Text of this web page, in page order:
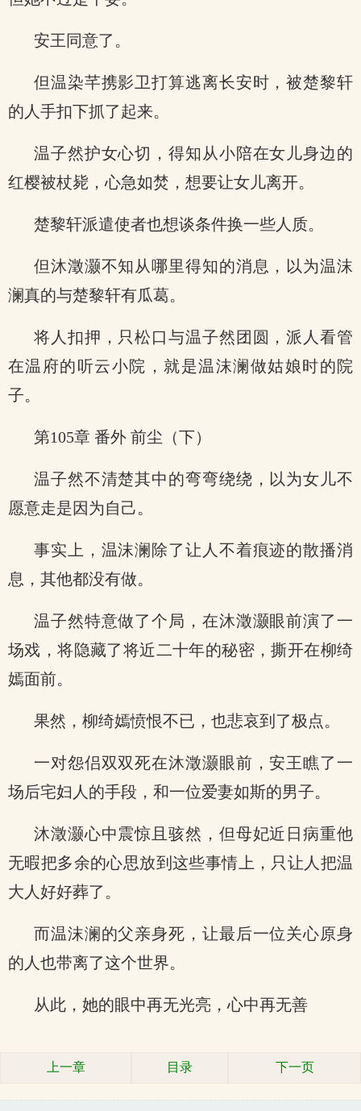
安王同意了。
但温染芊携影卫打算逃离长安时，被楚黎轩
的人手扣下抓了起来。
温子然护女心切，得知从小陪在女儿身边的
红樱被杖毙，心急如焚，想要让女儿离开。
楚黎轩派遣使者也想谈条件换一些人质。
但沐澂灏不知从哪里得知的消息，以为温沫
澜真的与楚黎轩有瓜葛。
将人扣押，只松口与温子然团圆，派人看管
在温府的听云小院，就是温沫澜做姑娘时的院
子。
第105章 番外 前尘（下）
温子然不清楚其中的弯弯绕绕，以为女儿不
愿意走是因为自己。
事实上，温沫澜除了让人不着痕迹的散播消
息，其他都没有做。
温子然特意做了个局，在沐澂灏眼前演了一
场戏，将隐藏了将近二十年的秘密，撕开在柳绮
嫣面前。
果然，柳绮嫣愤恨不已，也悲哀到了极点。
一对怨侣双双死在沐澂灏眼前，安王瞧了一
场后宅妇人的手段，和一位爱妻如斯的男子。
沐澂灏心中震惊且骇然，但母妃近日病重他
无暇把多余的心思放到这些事情上，只让人把温
大人好好葬了。
而温沫澜的父亲身死，让最后一位关心原身
的人也带离了这个世界。
从此，她的眼中再无光亮，心中再无善
上一章 目录 下一页